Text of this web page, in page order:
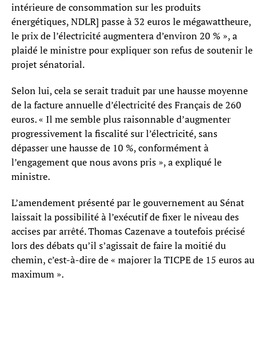
intérieure de consommation sur les produits
énergétiques, NDLR] passe à 32 euros le mégawattheure,
le prix de l’électricité augmentera d’environ 20 % », a
plaidé le ministre pour expliquer son refus de soutenir le
projet sénatorial.
Selon lui, cela se serait traduit par une hausse moyenne
de la facture annuelle d’électricité des Français de 260
euros. « Il me semble plus raisonnable d’augmenter
progressivement la fiscalité sur l’électricité, sans
dépasser une hausse de 10 %, conformément à
l’engagement que nous avons pris », a expliqué le
ministre.
L’amendement présenté par le gouvernement au Sénat
laissait la possibilité à l’exécutif de fixer le niveau des
accises par arrêté. Thomas Cazenave a toutefois précisé
lors des débats qu’il s’agissait de faire la moitié du
chemin, c’est-à-dire de « majorer la TICPE de 15 euros au
maximum ».